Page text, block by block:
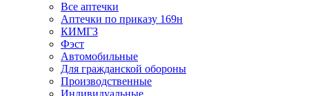
Все аптечки
Аптечки по приказу 169н
КИМГЗ
Фэст
Автомобильные
Для гражданской обороны
Производственные
Индивидуальные